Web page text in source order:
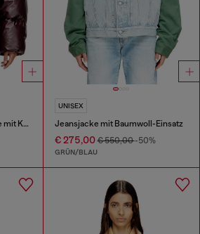
Burgunderrote Pufferjacke mit Kapuze aus beschichtetem Stoff
UNISEX
Jeansjacke mit Baumwoll-Einsatz
€ 275,00€ 550,00-50%
GRÜN/BLAU